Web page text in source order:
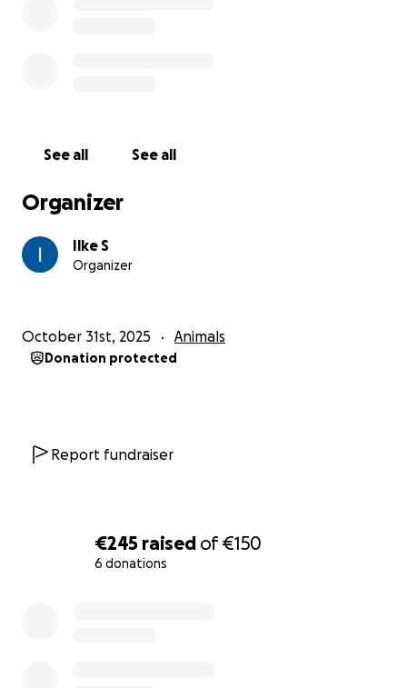
€245 raised of€150
6 donations
See all See all
Organizer
Ilke S
Organizer
October 31st, 2025 Animals
Donation protected
Report fundraiser